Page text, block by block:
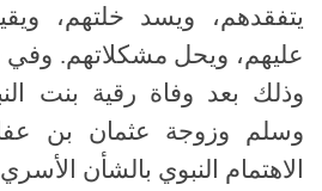
يتفقدهم، ويسد خلتهم،
عليهم، ويحل مشكلاتهم. وفي
وذلك بعد وفاة رقية بنت
وسلم وزوجة عثمان بن
الاهتمام النبوي بالشأن